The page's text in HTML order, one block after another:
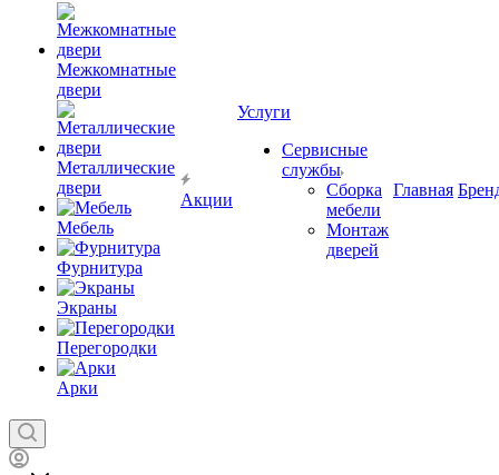
Межкомнатные
двери
Металлические
двери
Мебель
Фурнитура
Экраны
Перегородки
Арки
Акции
Услуги
Сервисные
службы
Сборка
мебели
Монтаж
дверей
Главная